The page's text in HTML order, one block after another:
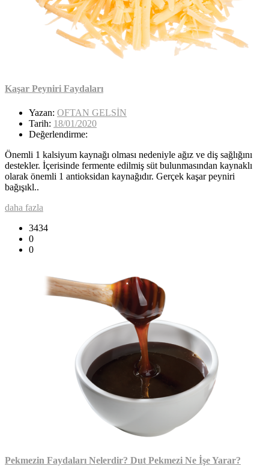
Kaşar Peyniri Faydaları
Yazan: OFTAN GELSİN
Tarih: 18/01/2020
Değerlendirme:
Önemli 1 kalsiyum kaynağı olması nedeniyle ağız ve diş sağlığını
destekler. İçerisinde fermente edilmiş süt bulunmasından kaynaklı
olarak önemli 1 antioksidan kaynağıdır. Gerçek kaşar peyniri
bağışıkl..
daha fazla
3434
0
0
Pekmezin Faydaları Nelerdir? Dut Pekmezi Ne İşe Yarar?